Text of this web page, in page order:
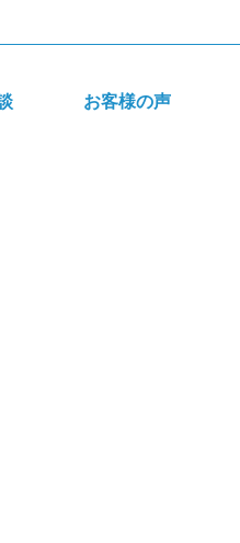
お客様の声